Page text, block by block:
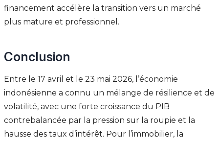
financement accélère la transition vers un marché
plus mature et professionnel.
Conclusion
Entre le 17 avril et le 23 mai 2026, l’économie
indonésienne a connu un mélange de résilience et de
volatilité, avec une forte croissance du PIB
contrebalancée par la pression sur la roupie et la
hausse des taux d’intérêt. Pour l’immobilier, la